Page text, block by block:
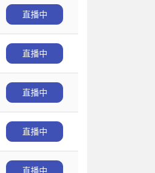
直播中
直播中
直播中
直播中
直播中